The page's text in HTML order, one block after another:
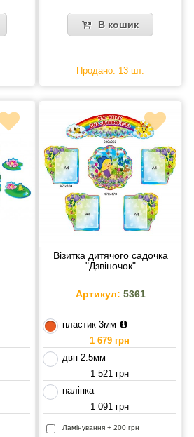
В кошик
Продано: 13 шт.
Візитка дитячого садочка
"Дзвіночок"
Артикул: 5361
пластик 3мм
1 679 грн
двп 2.5мм
1 521 грн
наліпка
1 091 грн
Ламінування + 200 грн